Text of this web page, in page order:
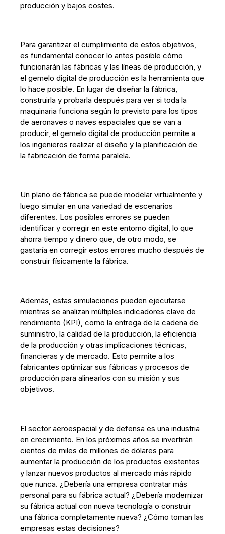
producción y bajos costes.
Para garantizar el cumplimiento de estos objetivos,
es fundamental conocer lo antes posible cómo
funcionarán las fábricas y las líneas de producción, y
el gemelo digital de producción es la herramienta que
lo hace posible. En lugar de diseñar la fábrica,
construirla y probarla después para ver si toda la
maquinaria funciona según lo previsto para los tipos
de aeronaves o naves espaciales que se van a
producir, el gemelo digital de producción permite a
los ingenieros realizar el diseño y la planificación de
la fabricación de forma paralela.
Un plano de fábrica se puede modelar virtualmente y
luego simular en una variedad de escenarios
diferentes. Los posibles errores se pueden
identificar y corregir en este entorno digital, lo que
ahorra tiempo y dinero que, de otro modo, se
gastaría en corregir estos errores mucho después de
construir físicamente la fábrica.
Además, estas simulaciones pueden ejecutarse
mientras se analizan múltiples indicadores clave de
rendimiento (KPI), como la entrega de la cadena de
suministro, la calidad de la producción, la eficiencia
de la producción y otras implicaciones técnicas,
financieras y de mercado. Esto permite a los
fabricantes optimizar sus fábricas y procesos de
producción para alinearlos con su misión y sus
objetivos.
El sector aeroespacial y de defensa es una industria
en crecimiento. En los próximos años se invertirán
cientos de miles de millones de dólares para
aumentar la producción de los productos existentes
y lanzar nuevos productos al mercado más rápido
que nunca. ¿Debería una empresa contratar más
personal para su fábrica actual? ¿Debería modernizar
su fábrica actual con nueva tecnología o construir
una fábrica completamente nueva? ¿Cómo toman las
empresas estas decisiones?